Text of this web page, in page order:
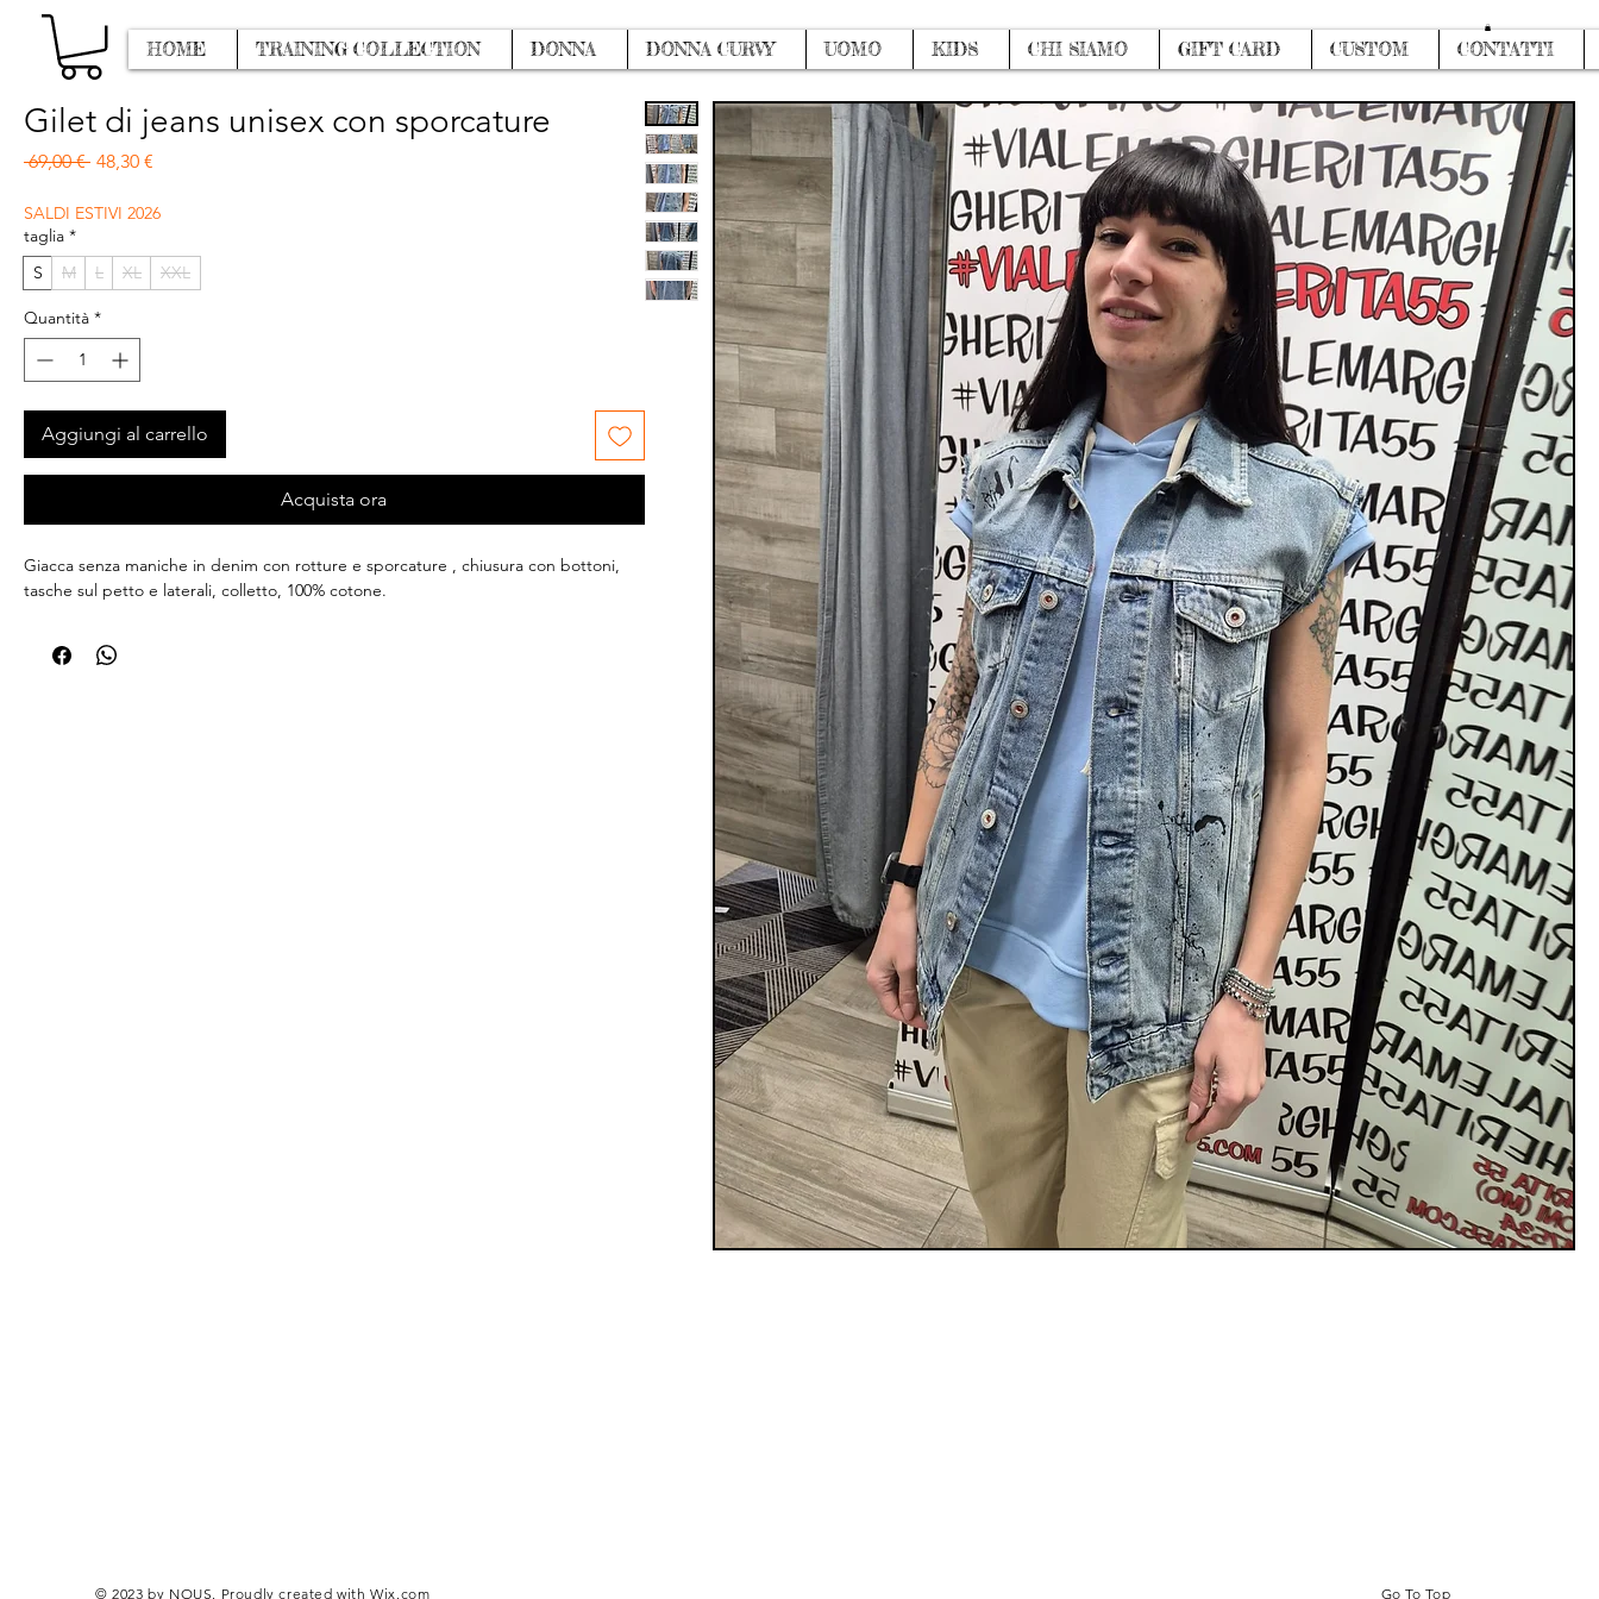
Accedi
HOME TRAINING COLLECTION DONNA DONNA CURVY UOMO KIDS CHI SIAMO GIFT CARD CUSTOM CONTATTI
Gilet di jeans unisex con sporcature
69,00 € Prezzo regolare
48,30 €
SALDI ESTIVI 2026
taglia *
S
M L XL XXL
Quantità *
Aggiungi al carrello
Acquista ora
Giacca senza maniche in denim con rotture e sporcature , chiusura con bottoni,
tasche sul petto e laterali, colletto, 100% cotone.
© 2023 by NOUS. Proudly created withWix.com Go To Top